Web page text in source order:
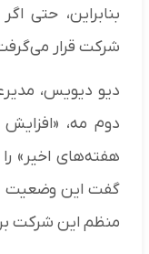
بنابراین، حتی
شرکت قرار
دیو دیویس،
دوم مه،
هفته‌های اخیر»
گفت این وضعیت
منظم این شرکت